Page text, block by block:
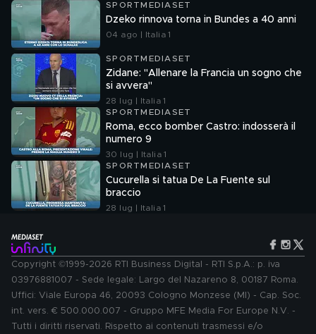
SPORTMEDIASET
Dzeko rinnova torna in Bundes a 40 anni
04 ago | Italia 1
SPORTMEDIASET
Zidane: "Allenare la Francia un sogno che
si avvera"
28 lug | Italia 1
SPORTMEDIASET
Roma, ecco bomber Castro: indosserà il
numero 9
30 lug | Italia 1
SPORTMEDIASET
Cucurella si tatua De La Fuente sul
braccio
28 lug | Italia 1
Copyright ©1999-2026 RTI Business Digital - RTI S.p.A.: p. iva
03976881007 - Sede legale: Largo del Nazareno 8, 00187 Roma.
Uffici: Viale Europa 46, 20093 Cologno Monzese (MI) - Cap. Soc.
int. vers. € 500.000.007 - Gruppo MFE Media For Europe N.V. -
Tutti i diritti riservati. Rispetto ai contenuti trasmessi e/o